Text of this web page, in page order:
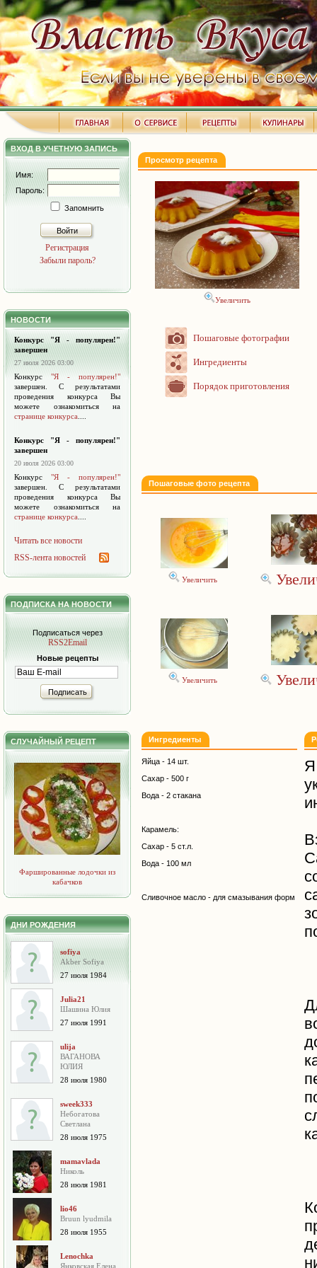
ВХОД В УЧЕТНУЮ ЗАПИСЬ
Имя:
Пароль:
Запомнить
Войти
Регистрация
Забыли пароль?
НОВОСТИ
Конкурс "Я - популярен!"
завершен
27 июля 2026 03:00
Конкурс "Я - популярен!"
завершен. С результатами
проведения конкурса Вы
можете ознакомиться на
странице конкурса
Конкурс "Я - популярен!"
завершен
20 июля 2026 03:00
Конкурс "Я - популярен!"
завершен. С результатами
проведения конкурса Вы
можете ознакомиться на
странице конкурса
Читать все новости
RSS-лента новостей
ПОДПИСКА НА НОВОСТИ
Подписаться через
RSS2Email
Новые рецепты
Подписать
СЛУЧАЙНЫЙ РЕЦЕПТ
Фаршированные лодочки из
кабачков
ДНИ РОЖДЕНИЯ
sofiya
Akber Sofiya
27 июля 1984
Julia21
Шашина Юлия
27 июля 1991
ulija
ВАГАНОВА
ЮЛИЯ
28 июля 1980
sweek333
Небогатова
Cветлана
28 июля 1975
mamavlada
Николь
28 июля 1981
lio46
Bruun lyudmila
28 июля 1955
Lenochka
Янковская Елена
Просмотр рецепта
Увеличить
Пошаговые фотографии
Ингредиенты
Порядок приготовления
Пошаговые фото рецепта
Увеличить
Увеличить
Ингредиенты
Яйца - 14 шт.
Сахар - 500 г
Вода - 2 стакана
Карамель:
Сахар - 5 ст.л.
Вода - 100 мл
Сливочное масло - для смазывания форм